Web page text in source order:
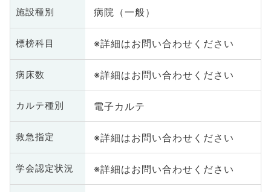
施設種別 病院（一般）
標榜科目 ※詳細はお問い合わせください
病床数 ※詳細はお問い合わせください
カルテ種別 電子カルテ
救急指定 ※詳細はお問い合わせください
学会認定状況 ※詳細はお問い合わせください